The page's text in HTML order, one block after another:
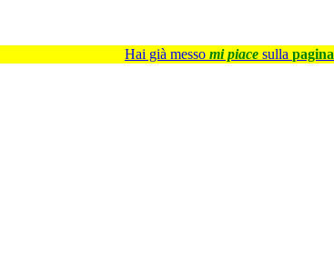
Hai già messo mi piace sulla pagina